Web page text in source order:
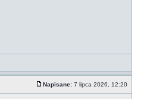
Napisane: 7 lipca 2026, 12:20